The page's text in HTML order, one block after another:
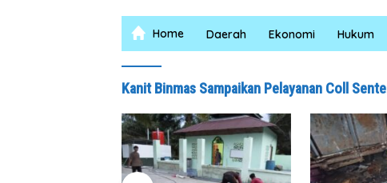
Home Daerah Ekonomi Hukum
Kanit Binmas Sampaikan Pelayanan Coll